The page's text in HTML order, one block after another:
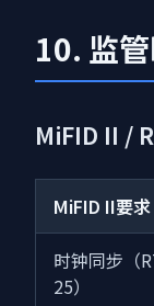
10. 监
MiFID II /
MiFID II要求
时钟同步（
25）